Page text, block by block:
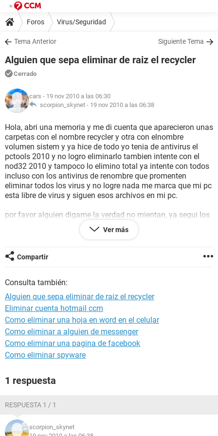
Foros Virus/Seguridad
Tema Anterior Siguiente Tema
Alguien que sepa eliminar de raiz el recycler
Cerrado
cars - 19 nov 2010 a las 06:30
scorpion_skynet - 19 nov 2010 a las 06:38
Hola, abri una memoria y me di cuenta que aparecieron unas
carpetas con el nombre recycler y otra con elnombre
volumen sistem y ya hice de todo yo tenia de antivirus el
pctools 2010 y no logro eliminarlo tambien intente con el
nod32 2010 y tampoco lo elimino total ya intente con todos
incluso con los antivirus de renombre que promenten
eliminar todos los virus y no logre nada me marca que mi pc
esta libre de virus y siguen esos archivos en mi pc.
por favor alguien digame la verdad no mientan, ya segui los
pasos para eliminarlos y no logre nada hable com varias
personas expertas y me recomiendan formatear mi pc pero
formateado tres veces esa
pc y no se eliminan.
por eso lesdigo como puedo acabar con el problema y
ademas limpiar mis memorias sin perde nada de la
informacion, les agradecere mucho
Ver más
Compartir
Consulta también:
Alguien que sepa eliminar de raiz el recycler
Eliminar cuenta hotmail ccm
Como eliminar una hoja en word en el celular
Como eliminar a alguien de messenger
Como eliminar una pagina de facebook
Como eliminar spyware
1 respuesta
RESPUESTA 1 / 1
scorpion_skynet